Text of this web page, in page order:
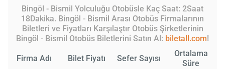
Bingöl - Bismil Yolculuğu Otobüsle Kaç Saat: 2Saat
18Dakika. Bingöl - Bismil Arası Otobüs Firmalarının
Biletleri ve Fiyatları Karşılaştır Otobüs Şirketlerinin
Bingöl - Bismil Otobüs Biletlerini Satın Al: biletall.com!
Firma Adı Bilet Fiyatı Sefer Sayısı
Ortalama
Süre